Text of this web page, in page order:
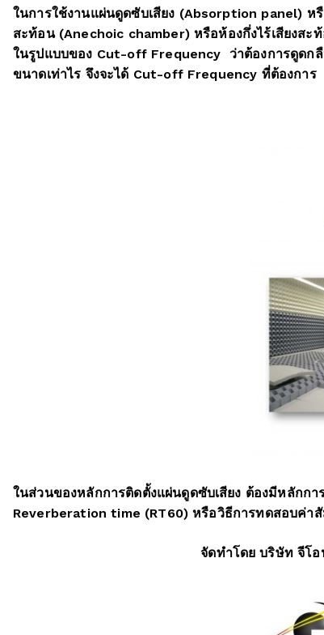
ในการใช้งานแผ่นดูดซับเสียง (Absorption panel) ห
สะท้อน (Anechoic chamber) หรือห้องกึ่งไร้เสียงส
ในรูปแบบของ Cut-off Frequency ว่าต้องการดูดกลื
ขนาดเท่าไร จึงจะได้ Cut-off Frequency ที่ต้องการ
ในส่วนของหลักการติดตั้งแผ่นดูดซับเสียง ต้องมีหลักก
Reverberation time (RT60) หรือวิธีการทดสอบค่
จัดทำโดย บริษัท จีโอนอยซ์ (ไทยแล